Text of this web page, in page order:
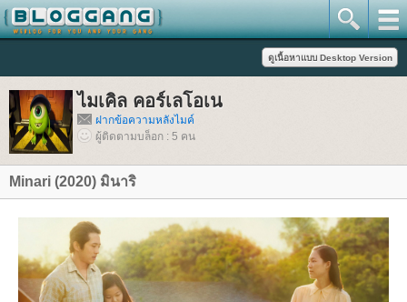
ไมเคิล คอร์เลโอเน
ฝากข้อความหลังไมค์
ผู้ติดตามบล็อก : 5 คน
Minari (2020) มินาริ